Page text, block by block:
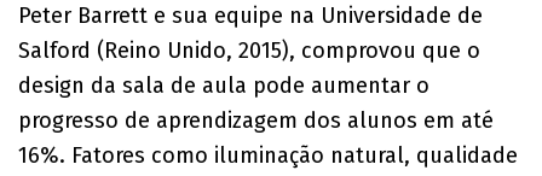
Peter Barrett e sua equipe na Universidade de
Salford (Reino Unido, 2015), comprovou que o
design da sala de aula pode aumentar o
progresso de aprendizagem dos alunos em até
16%. Fatores como iluminação natural, qualidade